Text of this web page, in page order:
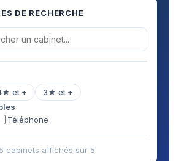
DE RECHERCHE
et +
3★ et +
Téléphone
5 cabinets affichés sur 5